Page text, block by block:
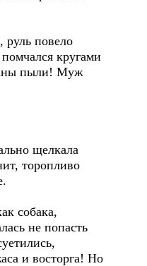
руль повело
кругами
пыли! Муж
щелкала
торопливо
собака,
не попасть
и восторга! Но